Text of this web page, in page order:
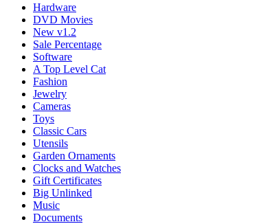
Hardware
DVD Movies
New v1.2
Sale Percentage
Software
A Top Level Cat
Fashion
Jewelry
Cameras
Toys
Classic Cars
Utensils
Garden Ornaments
Clocks and Watches
Gift Certificates
Big Unlinked
Music
Documents